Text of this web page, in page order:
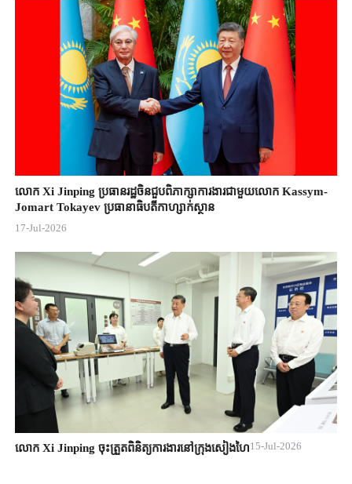
លោក Xi Jinping ប្រធានរដ្ឋចិន​ជួបពិភាក្សា​ការងារជាមួយ​លោក Kassym-
Jomart ​Tokayev ​ប្រធានាធិបតី​កាហ្សាក់ស្ថាន​
17-Jul-2026
លោក Xi Jinping ចុះត្រួតពិនិត្យការងារនៅក្រុងសៀងហៃ15-Jul-2026